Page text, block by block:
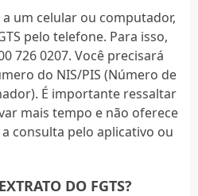
um celular ou computador,
pelo telefone. Para isso,
726 0207. Você precisará
do NIS/PIS (Número de
É importante ressaltar
mais tempo e não oferece
consulta pelo aplicativo ou
DO FGTS?